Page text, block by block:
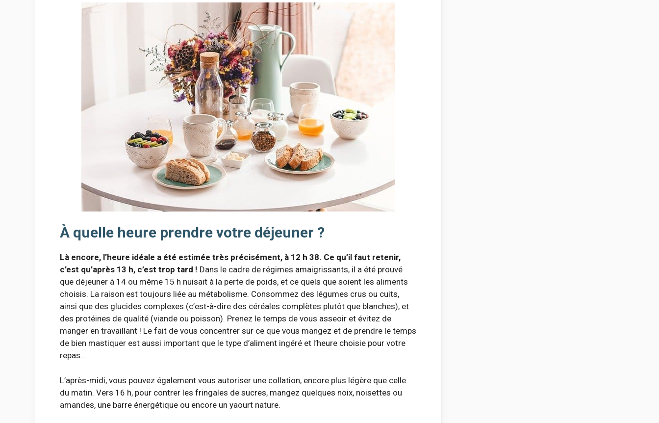
À quelle heure prendre votre déjeuner ?
Là encore, l’heure idéale a été estimée très précisément, à 12 h 38. Ce qu’il faut retenir,
c’est qu’après 13 h, c’est trop tard ! Dans le cadre de régimes amaigrissants, il a été prouvé
que déjeuner à 14 ou même 15 h nuisait à la perte de poids, et ce quels que soient les aliments
choisis. La raison est toujours liée au métabolisme. Consommez des légumes crus ou cuits,
ainsi que des glucides complexes (c’est-à-dire des céréales complètes plutôt que blanches), et
des protéines de qualité (viande ou poisson). Prenez le temps de vous asseoir et évitez de
manger en travaillant ! Le fait de vous concentrer sur ce que vous mangez et de prendre le temps
de bien mastiquer est aussi important que le type d’aliment ingéré et l’heure choisie pour votre
repas…
L’après-midi, vous pouvez également vous autoriser une collation, encore plus légère que celle
du matin. Vers 16 h, pour contrer les fringales de sucres, mangez quelques noix, noisettes ou
amandes, une barre énergétique ou encore un yaourt nature.